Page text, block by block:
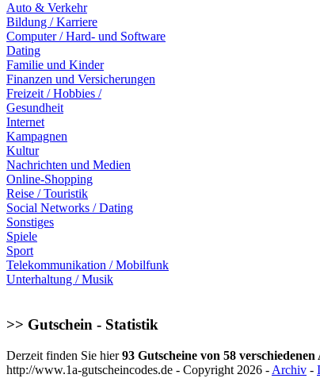
Auto & Verkehr
Bildung / Karriere
Computer / Hard- und Software
Dating
Familie und Kinder
Finanzen und Versicherungen
Freizeit / Hobbies /
Gesundheit
Internet
Kampagnen
Kultur
Nachrichten und Medien
Online-Shopping
Reise / Touristik
Social Networks / Dating
Sonstiges
Spiele
Sport
Telekommunikation / Mobilfunk
Unterhaltung / Musik
>> Gutschein - Statistik
Derzeit finden Sie hier93 Gutscheine von 58
http://www.1a-gutscheincodes.de - Copyright 2026 - Archiv -